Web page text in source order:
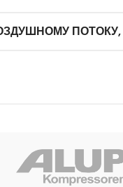
ПОТОКУ,